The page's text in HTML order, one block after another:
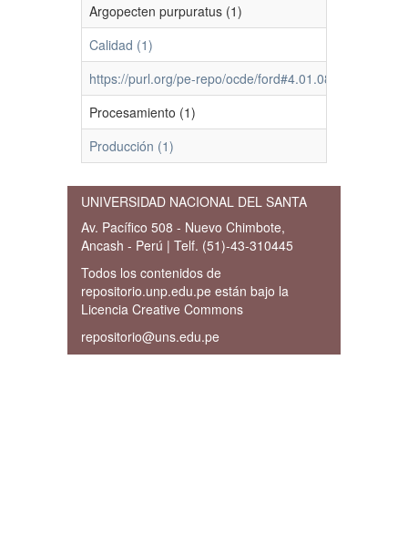
Argopecten purpuratus (1)
Calidad (1)
https://purl.org/pe-repo/ocde/ford#4.01.08 (1)
Procesamiento (1)
Producción (1)
UNIVERSIDAD NACIONAL DEL SANTA
Av. Pacífico 508 - Nuevo Chimbote,
Ancash - Perú | Telf. (51)-43-310445
Todos los contenidos de
repositorio.unp.edu.pe están bajo la
Licencia Creative Commons
repositorio@uns.edu.pe